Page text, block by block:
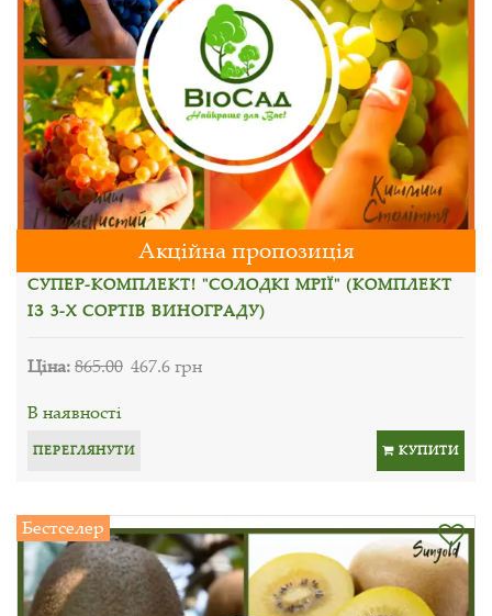
Акційна пропозиція
СУПЕР-КОМПЛЕКТ! "СОЛОДКІ МРІЇ" (КОМПЛЕКТ
ІЗ 3-Х СОРТІВ ВИНОГРАДУ)
Ціна:865.00 467.6 грн
В наявності
ПЕРЕГЛЯНУТИ КУПИТИ
Бестселер